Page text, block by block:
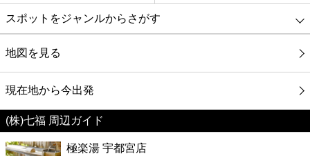
スポットをジャンルからさがす
グルメ
映画
美容
地図を見る
現在地から今出発
(株)七福 周辺ガイド
極楽湯 宇都宮店